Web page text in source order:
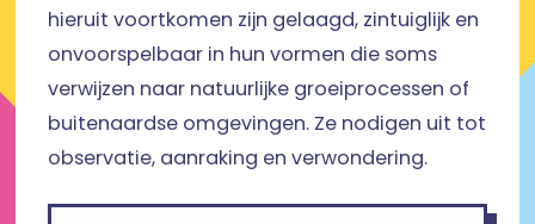
hieruit voortkomen zijn gelaagd, zintuiglijk en
onvoorspelbaar in hun vormen die soms
verwijzen naar natuurlijke groeiprocessen of
buitenaardse omgevingen. Ze nodigen uit tot
observatie, aanraking en verwondering.